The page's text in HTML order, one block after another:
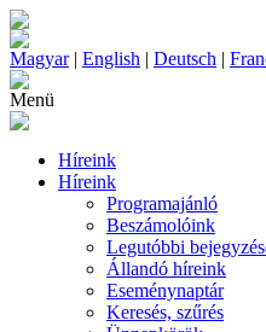
Magyar| English | Deutsch |
Menü
Híreink
Híreink
Programajánló
Beszámolóink
Legutóbbi
Állandó híreink
Eseménynaptár
Keresés, szűrés